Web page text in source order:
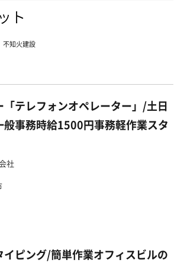
ト
不知火建設
「テレフォンオペレーター」/土日
般事務時給1500円事務軽作業スタ
社
イピング/簡単作業オフィスビルの